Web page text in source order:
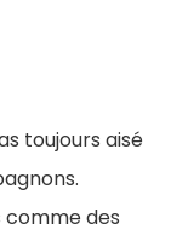
toujours aisé
des